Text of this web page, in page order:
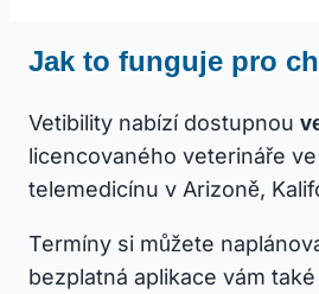
Jak to funguje pro
Vetibility nabízí dostupnou
licencovaného veterináře
telemedicínu v Arizoně,
Termíny si můžete
bezplatná aplikace vám